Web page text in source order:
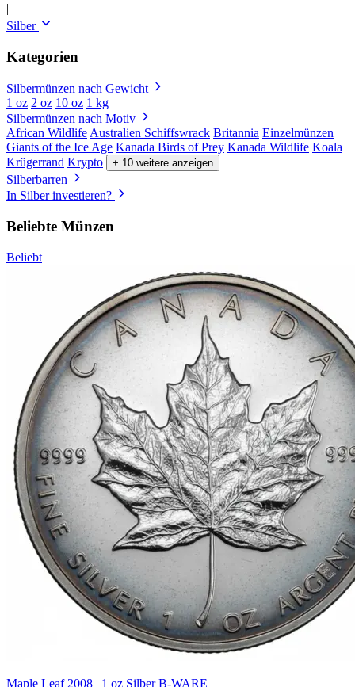
|
Silber
Kategorien
Silbermünzen nach Gewicht
1 oz 2 oz 10 oz 1 kg
Silbermünzen nach Motiv
African Wildlife Australien Schiffswrack Britannia Einzelmünzen
Giants of the Ice Age Kanada Birds of Prey Kanada Wildlife Koala
Krügerrand Krypto + 10 weitere anzeigen
Silberbarren
In Silber investieren?
Beliebte Münzen
Beliebt
Maple Leaf 2008 | 1 oz Silber B-WARE